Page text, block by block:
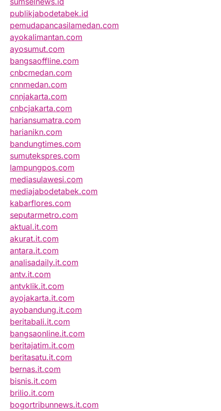
publikjabodetabek.id
pemudapancasilamedan.com
ayokalimantan.com
ayosumut.com
bangsaoffline.com
cnbcmedan.com
cnnmedan.com
cnnjakarta.com
cnbcjakarta.com
hariansumatra.com
harianikn.com
bandungtimes.com
sumutekspres.com
lampungpos.com
mediasulawesi.com
mediajabodetabek.com
kabarflores.com
seputarmetro.com
aktual.it.com
akurat.it.com
antara.it.com
analisadaily.it.com
antv.it.com
antvklik.it.com
ayojakarta.it.com
ayobandung.it.com
beritabali.it.com
bangsaonline.it.com
beritajatim.it.com
beritasatu.it.com
bernas.it.com
bisnis.it.com
brilio.it.com
bogortribunnews.it.com